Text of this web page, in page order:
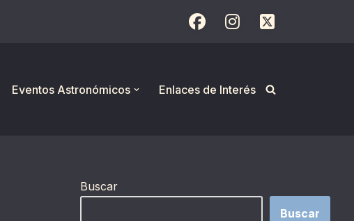
Eventos Astronómicos Enlaces de Interés
Buscar
Buscar